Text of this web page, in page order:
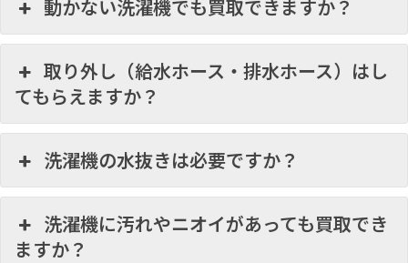
動かない洗濯機でも買取できますか？
取り外し（給水ホース・排水ホース）はし
てもらえますか？
洗濯機の水抜きは必要ですか？
洗濯機に汚れやニオイがあっても買取でき
ますか？